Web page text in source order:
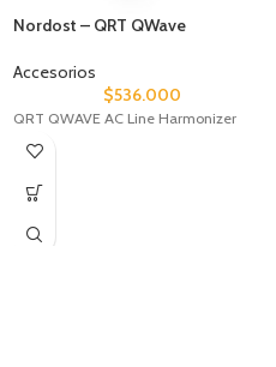
Nordost – QRT QWave
Accesorios
$536.000
QRT QWAVE AC Line Harmonizer